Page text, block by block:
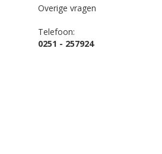
Overige vragen
Telefoon:
0251 - 257924